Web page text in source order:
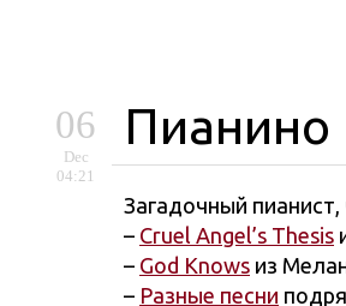
06
Dec
04:21
Пианино
Загадочный
– Cruel Angel’s Thesis
– God Knows из
– Разные песни